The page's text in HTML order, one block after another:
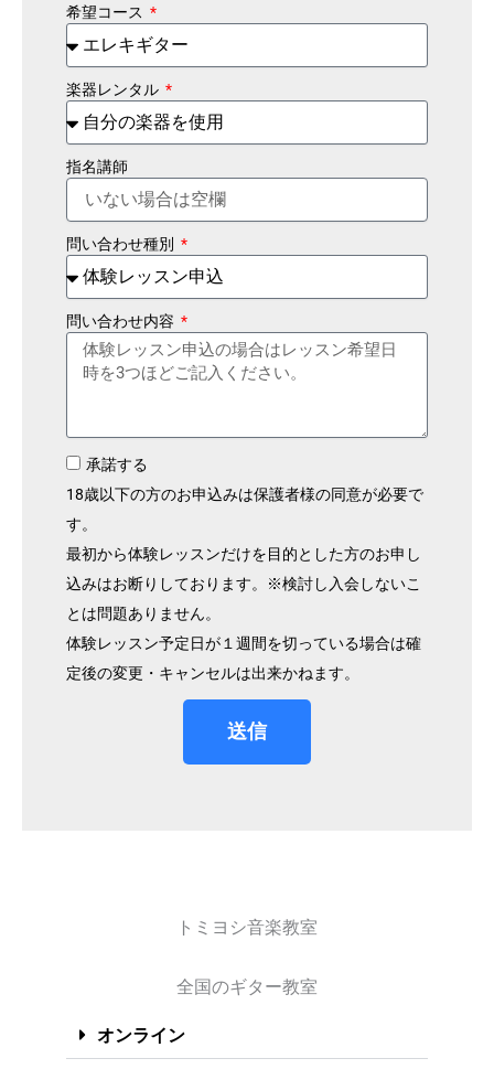
希望コース
楽器レンタル
指名講師
問い合わせ種別
問い合わせ内容
承諾する
18歳以下の方のお申込みは保護者様の同意が必要で
す。
最初から体験レッスンだけを目的とした方のお申し
込みはお断りしております。※検討し入会しないこ
とは問題ありません。
体験レッスン予定日が１週間を切っている場合は確
定後の変更・キャンセルは出来かねます。
送信
トミヨシ音楽教室
全国のギター教室
オンライン